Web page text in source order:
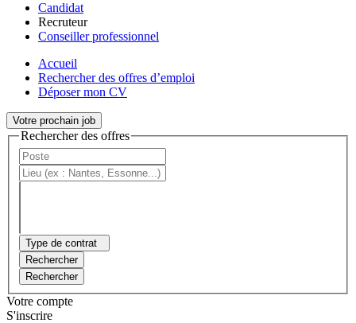
Candidat
Recruteur
Conseiller professionnel
Accueil
Rechercher des offres d’emploi
Déposer mon CV
Votre prochain job
Rechercher des offres
Type de contrat
Rechercher
Rechercher
Votre compte
S'inscrire